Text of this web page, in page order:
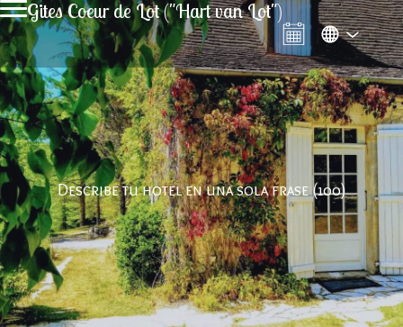
Gites Coeur de Lot ("Hart van Lot")
Describe tu hotel en una sola frase (100)